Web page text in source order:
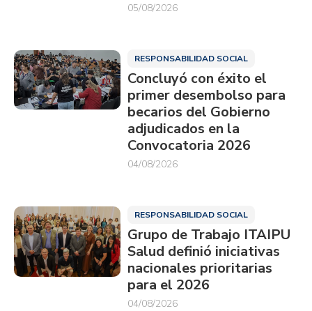
05/08/2026
RESPONSABILIDAD SOCIAL
Concluyó con éxito el
primer desembolso para
becarios del Gobierno
adjudicados en la
Convocatoria 2026
04/08/2026
RESPONSABILIDAD SOCIAL
Grupo de Trabajo ITAIPU
Salud definió iniciativas
nacionales prioritarias
para el 2026
04/08/2026